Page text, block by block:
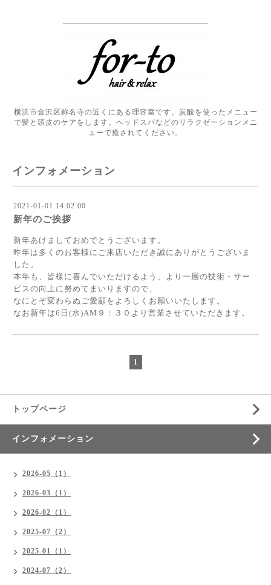
横浜市金沢区称名寺の近くにある理容室です。炭酸を使ったメニュー
で髪と頭皮のケアをします。ヘッドスパなどのリラクゼーションメニ
ューで癒されてください。
インフォメーション
2021-01-01 14:02:00
新年のご挨拶
新年あけましておめでとうございます。
昨年は多くのお客様にご来店いただき誠にありがとうございま
した。
本年も、皆様に喜んでいただけるよう、より一層の技術・サー
ビスの向上に努めてまいりますので、
なにとぞ変わらぬご愛顧をよろしくお願いいたします。
なお新年は6日(水)AM９：３０より営業させていただきます。
1
トップページ
インフォメーション
2026-05（1）
2026-03（1）
2026-02（1）
2025-07（2）
2025-01（1）
2024-07（2）